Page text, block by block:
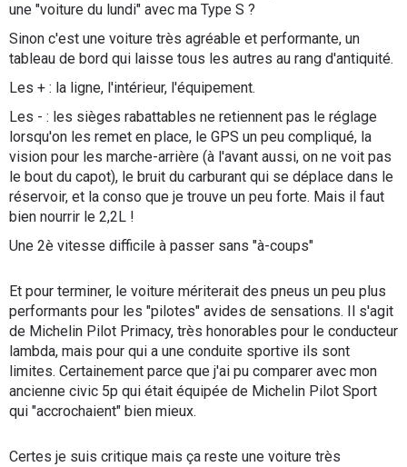
Moto
Marques
une "voiture du lundi" avec ma Type S ?
Sinon c'est une voiture très agréable et performante, un
tableau de bord qui laisse tous les autres au rang d'antiquité.
Les + : la ligne, l'intérieur, l'équipement.
Les - : les sièges rabattables ne retiennent pas le réglage
lorsqu'on les remet en place, le GPS un peu compliqué, la
vision pour les marche-arrière (à l'avant aussi, on ne voit pas
le bout du capot), le bruit du carburant qui se déplace dans le
réservoir, et la conso que je trouve un peu forte. Mais il faut
bien nourrir le 2,2L !
Une 2è vitesse difficile à passer sans "à-coups"
Et pour terminer, le voiture mériterait des pneus un peu plus
performants pour les "pilotes" avides de sensations. Il s'agit
de Michelin Pilot Primacy, très honorables pour le conducteur
lambda, mais pour qui a une conduite sportive ils sont
limites. Certainement parce que j'ai pu comparer avec mon
ancienne civic 5p qui était équipée de Michelin Pilot Sport
qui "accrochaient" bien mieux.
Certes je suis critique mais ça reste une voiture très